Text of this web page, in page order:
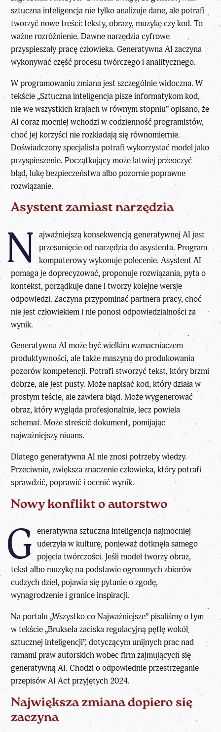
sztuczna inteligencja nie tylko analizuje dane, ale potrafi
tworzyć nowe treści: teksty, obrazy, muzykę czy kod. To
ważne rozróżnienie. Dawne narzędzia cyfrowe
przyspieszały pracę człowieka.Generatywna AI zaczyna
wykonywać część procesu twórczego i analitycznego.
W programowaniu zmiana jest szczególnie widoczna. W
tekście„Sztuczna inteligencja pisze informatykom kod,
nie we wszystkich krajach w równym stopniu”opisano, że
AI coraz mocniej wchodzi w codzienność programistów,
choć jej korzyści nie rozkładają się równomiernie.
Doświadczony specjalista potrafi wykorzystać model jako
przyspieszenie. Początkujący może łatwiej przeoczyć
błąd, lukę bezpieczeństwa albo pozornie poprawne
rozwiązanie.
Asystent zamiast narzędzia
N ajważniejszą konsekwencją generatywnej AI jest
przesunięcie od narzędzia do asystenta. Program
komputerowy wykonuje polecenie. Asystent AI
pomaga je doprecyzować, proponuje rozwiązania, pyta o
kontekst, porządkuje dane i tworzy kolejne wersje
odpowiedzi.Zaczyna przypominać partnera pracy, choć
nie jest człowiekiem i nie ponosi odpowiedzialności za
wynik.
Generatywna AI może być wielkim wzmacniaczem
produktywności, ale także maszyną do produkowania
pozorów kompetencji. Potrafi stworzyć tekst, który brzmi
dobrze, ale jest pusty. Może napisać kod, który działa w
prostym teście, ale zawiera błąd. Może wygenerować
obraz, który wygląda profesjonalnie, lecz powiela
schemat. Może streścić dokument, pomijając
najważniejszy niuans.
Dlatego generatywna AI nie znosi potrzeby wiedzy.
Przeciwnie, zwiększa znaczenie człowieka, który potrafi
sprawdzić, poprawić i ocenić wynik.
Nowy konflikt o autorstwo
G eneratywna sztuczna inteligencja najmocniej
uderzyła w kulturę, ponieważ dotknęła samego
pojęcia twórczości. Jeśli model tworzy obraz,
tekst albo muzykę na podstawie ogromnych zbiorów
cudzych dzieł, pojawia się pytanie o zgodę,
wynagrodzenie i granice inspiracji.
Na portalu „Wszystko co Najważniejsze” pisaliśmy o tym
w tekście„Bruksela zaciska regulacyjną pętlę wokół
sztucznej inteligencji”, dotyczącym unijnych prac nad
ramami praw autorskich wobec firm zajmujących się
generatywną AI. Chodzi o odpowiednie przestrzeganie
przepisów AI Act przyjętych 2024.
Największa zmiana dopiero się
zaczyna